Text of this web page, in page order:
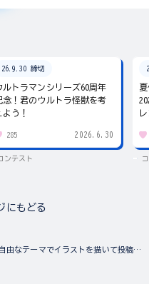
26.9.30 締切
ルトラマンシリーズ60周年
念！君のウルトラ怪獣を考
よう！
285 2026.6.30
ンテスト
にもどる
自由なテーマでイラストを描いて投稿しよう♪ ワンダースクールみんなのスケッチブック